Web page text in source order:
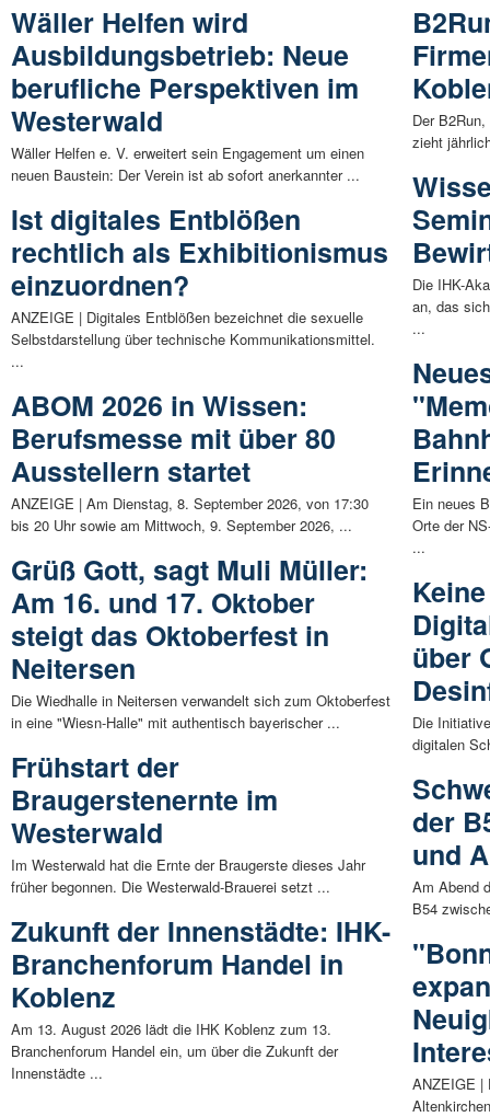
Wäller Helfen wird
Ausbildungsbetrieb: Neue
berufliche Perspektiven im
Westerwald
Wäller Helfen e. V. erweitert sein Engagement um einen
neuen Baustein: Der Verein ist ab sofort anerkannter ...
Ist digitales Entblößen
rechtlich als Exhibitionismus
einzuordnen?
ANZEIGE | Digitales Entblößen bezeichnet die sexuelle
Selbstdarstellung über technische Kommunikationsmittel.
...
ABOM 2026 in Wissen:
Berufsmesse mit über 80
Ausstellern startet
ANZEIGE | Am Dienstag, 8. September 2026, von 17:30
bis 20 Uhr sowie am Mittwoch, 9. September 2026, ...
Grüß Gott, sagt Muli Müller:
Am 16. und 17. Oktober
steigt das Oktoberfest in
Neitersen
Die Wiedhalle in Neitersen verwandelt sich zum Oktoberfest
in eine "Wiesn-Halle" mit authentisch bayerischer ...
Frühstart der
Braugerstenernte im
Westerwald
Im Westerwald hat die Ernte der Braugerste dieses Jahr
früher begonnen. Die Westerwald-Brauerei setzt ...
Zukunft der Innenstädte: IHK-
Branchenforum Handel in
Koblenz
Am 13. August 2026 lädt die IHK Koblenz zum 13.
Branchenforum Handel ein, um über die Zukunft der
Innenstädte ...
Der
zieht
Die IHK-
an, das
...
Ein neues
Orte der
...
über
Die
digitalen
der
und
Am Abend
B54
ANZEIGE |